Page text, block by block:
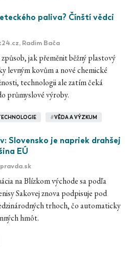
paliva? Čínští vědci
, Radim Bača
jak přeměnit běžný plastový
levným kovům a nové chemické
technologii ale zatím čeká
průmyslové výroby.
#VĚDA A VÝZKUM
Slovensko je napriek drahšej
EÚ
na Blízkom východe sa podľa
Sakovej znova podpisuje pod
trhoch, čo automaticky
hmôt.